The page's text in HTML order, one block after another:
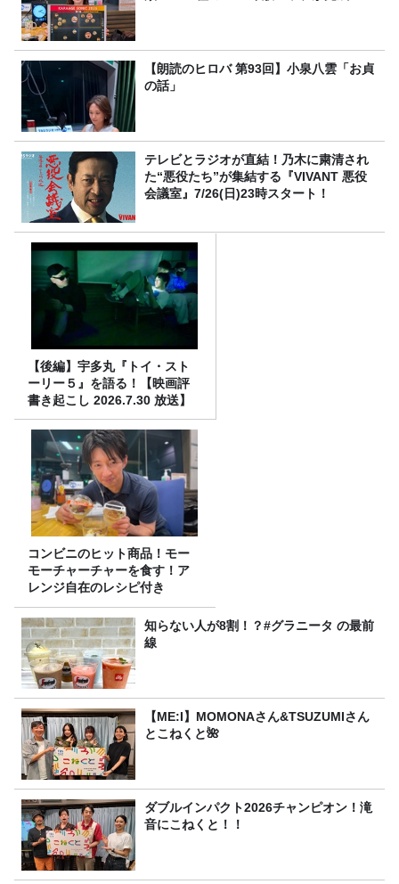
【朗読のヒロバ 第93回】小泉八雲「お貞
の話」
テレビとラジオが直結！乃木に粛清され
た“悪役たち”が集結する『VIVANT 悪役
会議室』7/26(日)23時スタート！
【後編】宇多丸『トイ・スト
ーリー５』を語る！【映画評
書き起こし 2026.7.30 放送】
コンビニのヒット商品！モー
モーチャーチャーを食す！ア
レンジ自在のレシピ付き
知らない人が8割！？#グラニータ の最前
線
【ME:I】MOMONAさん&TSUZUMIさん
とこねくと🌺
ダブルインパクト2026チャンピオン！滝
音にこねくと！！